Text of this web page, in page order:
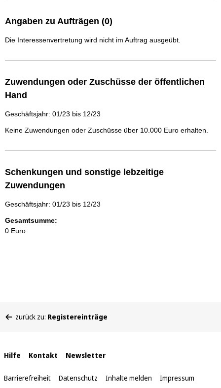
Angaben zu Aufträgen (0)
Die Interessenvertretung wird nicht im Auftrag ausgeübt.
Zuwendungen oder Zuschüsse der öffentlichen
Hand
Geschäftsjahr: 01/23 bis 12/23
Keine Zuwendungen oder Zuschüsse über 10.000 Euro erhalten.
Schenkungen und sonstige lebzeitige
Zuwendungen
Geschäftsjahr: 01/23 bis 12/23
Gesamtsumme:
0 Euro
befinden
zurück zu: Registereinträge
Interne
Links
Hilfe Kontakt Newsletter
Barrierefreiheit Datenschutz Inhalte melden Impressum